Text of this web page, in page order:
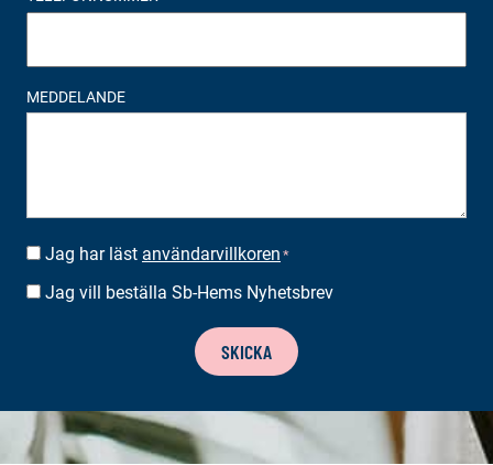
MEDDELANDE
SUOSTUMUS *
Jag har läst användarvillkoren *
BESTÄLLA
Jag vill beställa Sb-Hems Nyhetsbrev
SKICKA